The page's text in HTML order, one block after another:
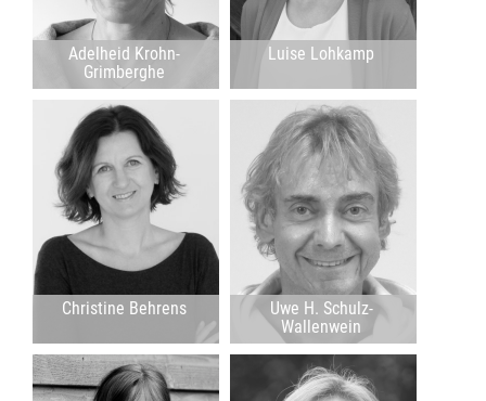
Adelheid Krohn-
Grimberghe
Christine Behrens
Luise Lohkamp
Uwe H. Schulz-
Wallenwein